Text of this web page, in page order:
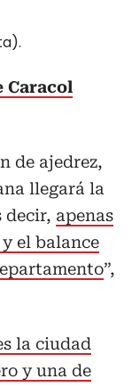
Caracol
de ajedrez,
llegará la
decir, apenas
y el balance
”,
la ciudad
y una de